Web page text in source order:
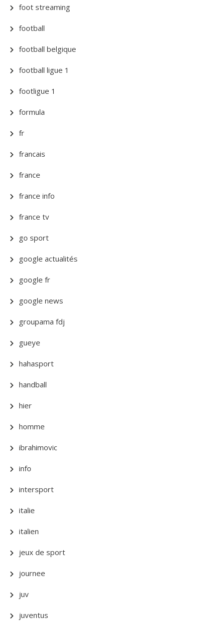
foot streaming
football
football belgique
football ligue 1
footligue 1
formula
fr
francais
france
france info
france tv
go sport
google actualités
google fr
google news
groupama fdj
gueye
hahasport
handball
hier
homme
ibrahimovic
info
intersport
italie
italien
jeux de sport
journee
juv
juventus